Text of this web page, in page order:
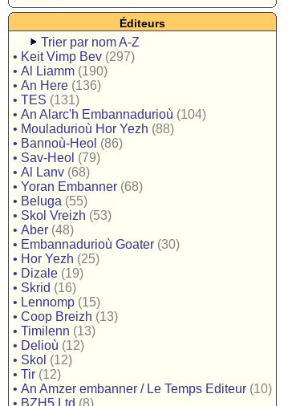
Éditeurs
Trier par nom A-Z
• Keit Vimp Bev (297)
• Al Liamm (190)
• An Here (136)
• TES (131)
• An Alarc'h Embannadurioù (104)
• Mouladurioù Hor Yezh (88)
• Bannoù-Heol (86)
• Sav-Heol (79)
• Al Lanv (68)
• Yoran Embanner (68)
• Beluga (55)
• Skol Vreizh (53)
• Aber (48)
• Embannadurioù Goater (30)
• Hor Yezh (25)
• Dizale (19)
• Skrid (16)
• Lennomp (15)
• Coop Breizh (13)
• Timilenn (13)
• Delioù (12)
• Skol (12)
• Tir (12)
• An Amzer embanner / Le Temps Editeur (10)
• BZH5 Ltd (8)